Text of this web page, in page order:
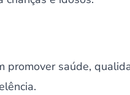
promover saúde,